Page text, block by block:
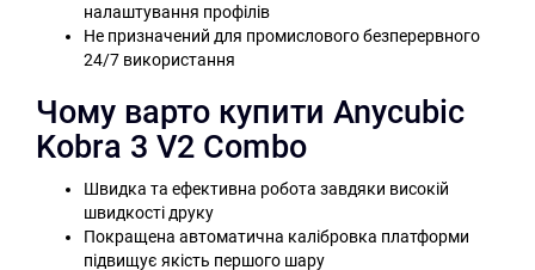
налаштування профілів
Не призначений для промислового безперервного
24/7 використання
Чому варто купити Anycubic
Kobra 3 V2 Combo
Швидка та ефективна робота завдяки високій
швидкості друку
Покращена автоматична калібровка платформи
підвищує якість першого шару